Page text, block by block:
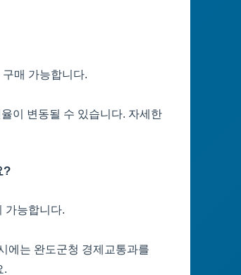
매 가능합니다.
이 변동될 수 있습니다. 자세한
?
가능합니다.
에는 완도군청 경제교통과를
.